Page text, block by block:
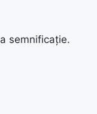
semnificație.